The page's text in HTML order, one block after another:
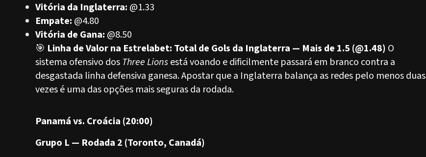
Vitória da Inglaterra: @1.33
Empate: @4.80
Vitória de Gana: @8.50
🎯 Linha de Valor na Estrelabet: Total de Gols da Inglaterra — Mais de 1.5 (@1.48) O
sistema ofensivo dos Three Lionsestá voando e dificilmente passará em branco contra a
desgastada linha defensiva ganesa. Apostar que a Inglaterra balança as redes pelo menos duas
vezes é uma das opções mais seguras da rodada.
Panamá vs. Croácia (20:00)
Grupo L — Rodada 2 (Toronto, Canadá)